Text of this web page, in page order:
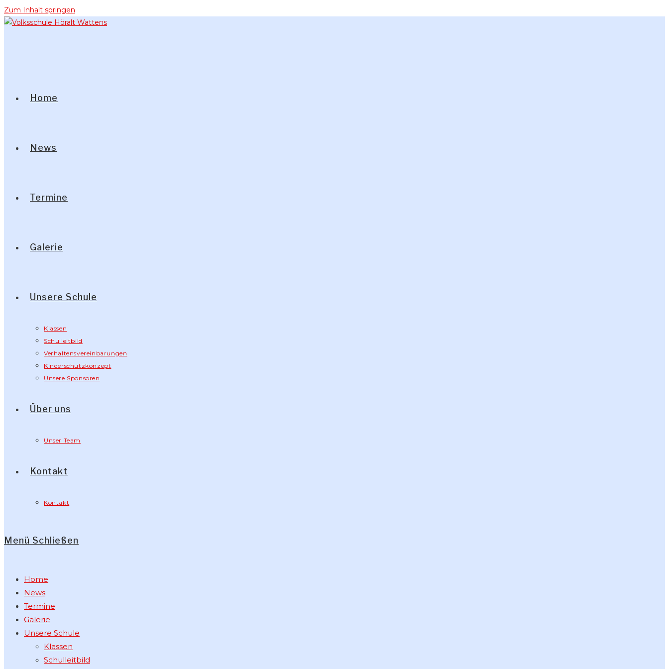
Zum Inhalt springen
Home
News
Termine
Galerie
Unsere Schule
Klassen
Schulleitbild
Verhaltensvereinbarungen
Kinderschutzkonzept
Unsere Sponsoren
Über uns
Unser Team
Kontakt
Kontakt
Menü Schließen
Home
News
Termine
Galerie
Unsere Schule
Klassen
Schulleitbild